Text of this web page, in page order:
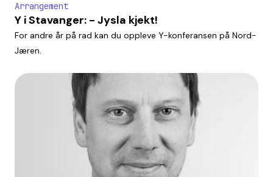
Arrangement
Y i Stavanger: - Jysla kjekt!
For andre år på rad kan du oppleve Y-konferansen på Nord-
Jæren.